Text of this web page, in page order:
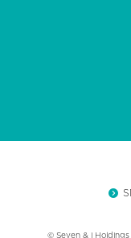
© Seven & i Holdings